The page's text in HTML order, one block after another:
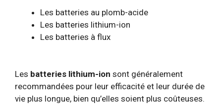
Les batteries au plomb-acide
Les batteries lithium-ion
Les batteries à flux
Les batteries lithium-ion sont généralement
recommandées pour leur efficacité et leur durée de
vie plus longue, bien qu’elles soient plus coûteuses.